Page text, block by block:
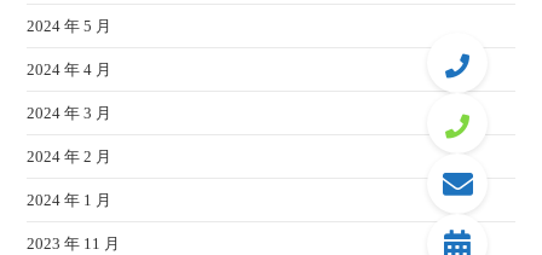
2024 年 5 月
2024 年 4 月
2024 年 3 月
2024 年 2 月
2024 年 1 月
2023 年 11 月